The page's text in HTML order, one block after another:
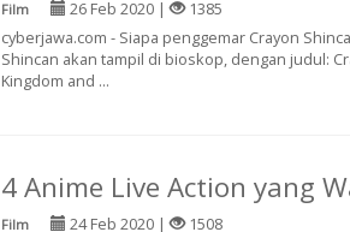
Film 26 Feb 2020 |
1385
cyberjawa.com - Siapa penggemar Crayon
Shincan akan tampil di bioskop, dengan judul:
Kingdom and ...
4 Anime Live Action yang
Film 24 Feb 2020 |
1508